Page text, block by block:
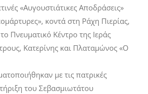
«Αυγουστιάτικες Αποδράσεις»
κοντά στη Ράχη Πιερίας,
Πνευματικό Κέντρο της Ιεράς
Κατερίνης και Πλαταμώνος «Ο
με τις πατρικές
του Σεβασμιωτάτου